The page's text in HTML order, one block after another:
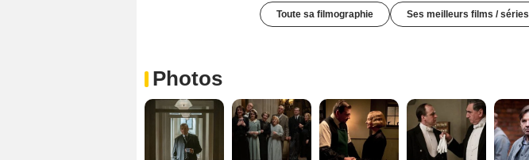
Toute sa filmographie Ses meilleurs films / séries
Photos